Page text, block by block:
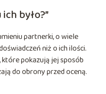
było?”
partnerki, o wiele
niż o ich ilości.
pokazują jej sposób
do obrony przed oceną.